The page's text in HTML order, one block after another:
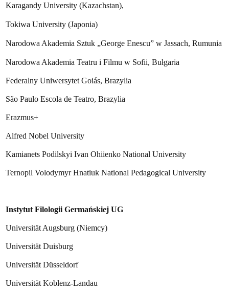
Karagandy University (Kazachstan),
Tokiwa University (Japonia)
Narodowa Akademia Sztuk „George Enescu” w Jassach, Rumunia
Narodowa Akademia Teatru i Filmu w Sofii, Bułgaria
Federalny Uniwersytet Goiás, Brazylia
São Paulo Escola de Teatro, Brazylia
Erazmus+
Alfred Nobel University
Kamianets Podilskyi Ivan Ohiienko National University
Ternopil Volodymyr Hnatiuk National Pedagogical University
Instytut Filologii Germańskiej UG
Universität Augsburg (Niemcy)
Universität Duisburg
Universität Düsseldorf
Universität Koblenz-Landau